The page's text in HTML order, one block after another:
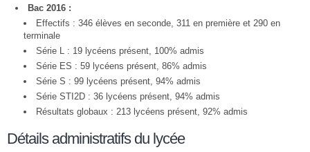
Bac 2016 :
Effectifs : 346 élèves en seconde, 311 en première et 290 en
terminale
Série L : 19 lycéens présent, 100% admis
Série ES : 59 lycéens présent, 86% admis
Série S : 99 lycéens présent, 94% admis
Série STI2D : 36 lycéens présent, 94% admis
Résultats globaux : 213 lycéens présent, 92% admis
Détails administratifs du lycée